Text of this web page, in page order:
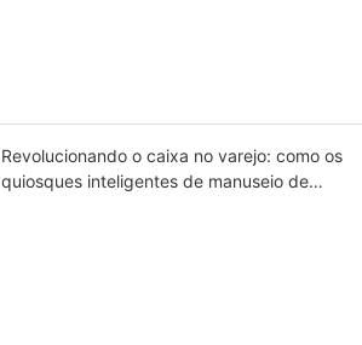
Revolucionando o caixa no varejo: como os
quiosques inteligentes de manuseio de